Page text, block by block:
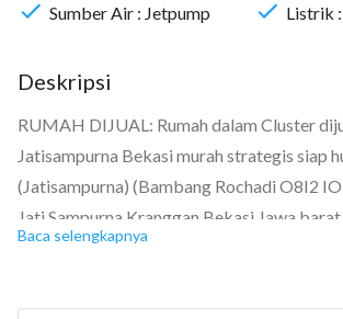
Sumber Air : Jetpump Listrik :
Deskripsi
RUMAH DIJUAL: Rumah dalam Cluster
Jatisampurna Bekasi murah strategis siap
(Jatisampurna) (Bambang Rochadi O8I2
Jati Sampurna Kranggan Bekasi Jawa
Rp. 575.000.000 Sertifikat Hak Milik
Kamar mandi: 1
Baca selengkapnya